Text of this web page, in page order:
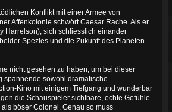
Konflikt mit einer Armee von
Affenkolonie schwört Caesar Rache. Als er
Harrelson), sich schliesslich einander
Spezies und die Zukunft des Planeten
nicht gesehen zu haben, um bei dieser
spannende sowohl dramatische
Kino mit einigem Tiefgang und wunderbar
die Schauspieler sichtbare, echte Gefühle.
als böser Colonel. Genau so muss